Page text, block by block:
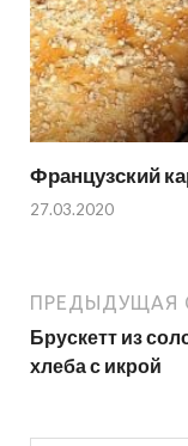
Французский
27.03.2020
ПРЕДЫДУЩАЯ
Брускетт из
хлеба с икрой